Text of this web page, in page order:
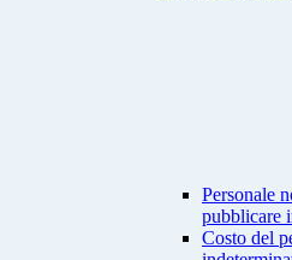
Personale
pubblicare
Costo del